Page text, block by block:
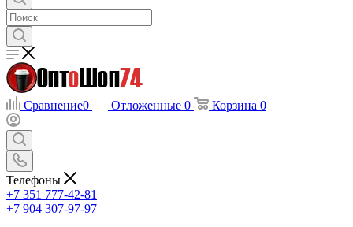
Сравнение0 Отложенные 0 Корзина 0
Телефоны
+7 351 777-42-81
+7 904 307-97-97